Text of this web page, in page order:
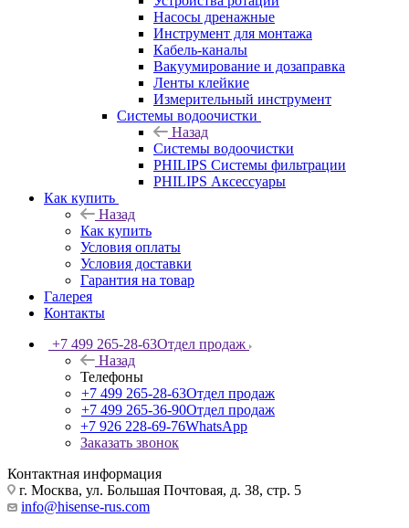
Насосы дренажные
Инструмент для монтажа
Кабель-каналы
Вакуумирование и дозаправка
Ленты клейкие
Измерительный инструмент
Системы водоочистки
Назад
Системы водоочистки
PHILIPS Системы фильтрации
PHILIPS Аксессуары
Как купить
Назад
Как купить
Условия оплаты
Условия доставки
Гарантия на товар
Галерея
Контакты
+7 499 265-28-63Отдел продаж
Назад
Телефоны
+7 499 265-28-63Отдел продаж
+7 499 265-36-90Отдел продаж
+7 926 228-69-76WhatsApp
Заказать звонок
Контактная информация
г. Москва, ул. Большая Почтовая, д. 38, стр. 5
info@hisense-rus.com